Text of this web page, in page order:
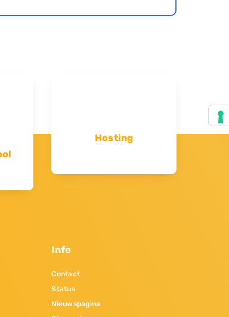
Hosting
Info
Contact
Status
Nieuwspagina